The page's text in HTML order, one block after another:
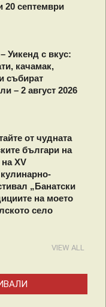
20 септември
с вкус:
качамак,
събират
– 2 август 2026
от чудната
българи на
на XV
„Банатски
на моето
село
VIEW ALL